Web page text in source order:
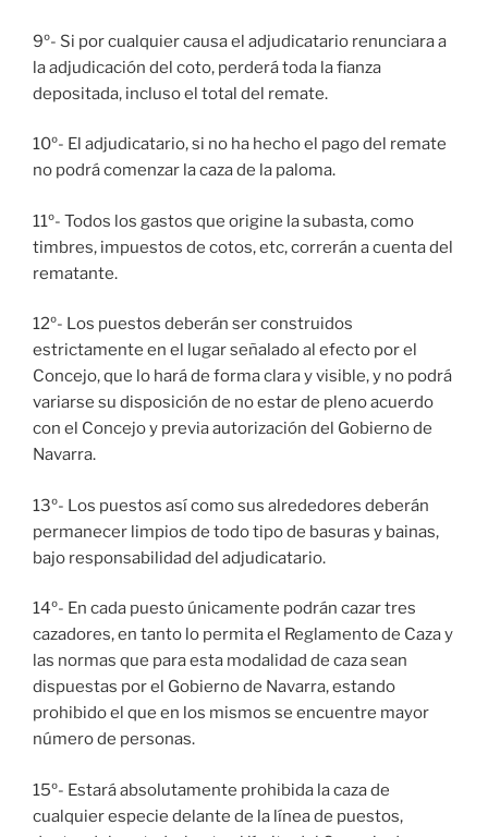
9º- Si por cualquier causa el adjudicatario renunciara a
la adjudicación del coto, perderá toda la fianza
depositada, incluso el total del remate.
10º- El adjudicatario, si no ha hecho el pago del remate
no podrá comenzar la caza de la paloma.
11º- Todos los gastos que origine la subasta, como
timbres, impuestos de cotos, etc, correrán a cuenta del
rematante.
12º- Los puestos deberán ser construidos
estrictamente en el lugar señalado al efecto por el
Concejo, que lo hará de forma clara y visible, y no podrá
variarse su disposición de no estar de pleno acuerdo
con el Concejo y previa autorización del Gobierno de
Navarra.
13º- Los puestos así como sus alrededores deberán
permanecer limpios de todo tipo de basuras y bainas,
bajo responsabilidad del adjudicatario.
14º- En cada puesto únicamente podrán cazar tres
cazadores, en tanto lo permita el Reglamento de Caza y
las normas que para esta modalidad de caza sean
dispuestas por el Gobierno de Navarra, estando
prohibido el que en los mismos se encuentre mayor
número de personas.
15º- Estará absolutamente prohibida la caza de
cualquier especie delante de la línea de puestos,